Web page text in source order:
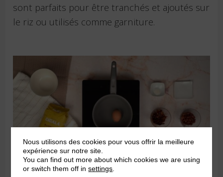
sont parfaits pour être tranchés et ajoutés sur
le riz ou utilisés comme garniture.
Nous utilisons des cookies pour vous offrir la meilleure
expérience sur notre site.
You can find out more about which cookies we are using
or switch them off insettings